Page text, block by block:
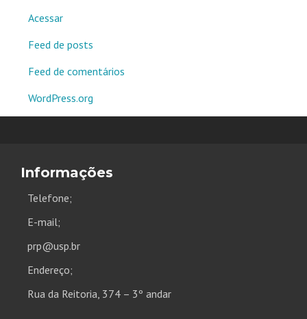
Acessar
Feed de posts
Feed de comentários
WordPress.org
Informações
Telefone;
E-mail;
prp@usp.br
Endereço;
Rua da Reitoria, 374 – 3º andar